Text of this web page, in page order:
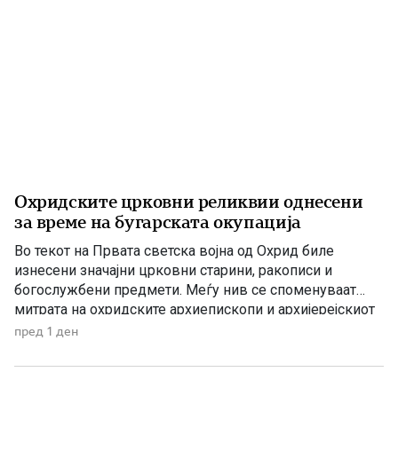
Охридските црковни реликвии однесени
за време на бугарската окупација
Во текот на Првата светска војна од Охрид биле
изнесени значајни црковни старини, ракописи и
богослужбени предмети. Меѓу нив се споменуваат
митрата на охридските архиепископи и архијерејскиот
жезол. По Букурешкиот мировен договор од 1913
држави, а Вардарскиот дел потпаднал под власта на
пред 1 ден